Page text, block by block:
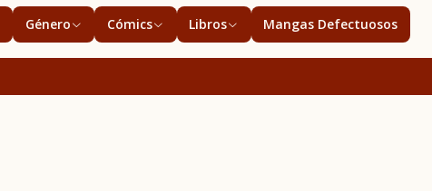
Género Cómics Libros Mangas Defectuosos